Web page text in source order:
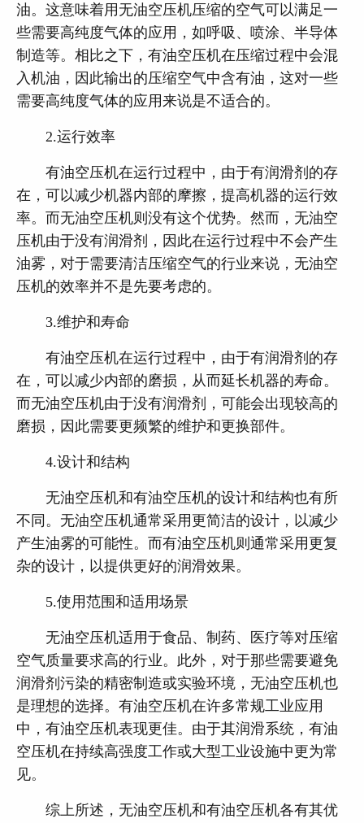
油。这意味着用无油空压机压缩的空气可以满足一
些需要高纯度气体的应用，如呼吸、喷涂、半导体
制造等。相比之下，有油空压机在压缩过程中会混
入机油，因此输出的压缩空气中含有油，这对一些
需要高纯度气体的应用来说是不适合的。
2.运行效率
有油空压机在运行过程中，由于有润滑剂的存
在，可以减少机器内部的摩擦，提高机器的运行效
率。而无油空压机则没有这个优势。然而，无油空
压机由于没有润滑剂，因此在运行过程中不会产生
油雾，对于需要清洁压缩空气的行业来说，无油空
压机的效率并不是先要考虑的。
3.维护和寿命
有油空压机在运行过程中，由于有润滑剂的存
在，可以减少内部的磨损，从而延长机器的寿命。
而无油空压机由于没有润滑剂，可能会出现较高的
磨损，因此需要更频繁的维护和更换部件。
4.设计和结构
无油空压机和有油空压机的设计和结构也有所
不同。无油空压机通常采用更简洁的设计，以减少
产生油雾的可能性。而有油空压机则通常采用更复
杂的设计，以提供更好的润滑效果。
5.使用范围和适用场景
无油空压机适用于食品、制药、医疗等对压缩
空气质量要求高的行业。此外，对于那些需要避免
润滑剂污染的精密制造或实验环境，无油空压机也
是理想的选择。有油空压机在许多常规工业应用
中，有油空压机表现更佳。由于其润滑系统，有油
空压机在持续高强度工作或大型工业设施中更为常
见。
综上所述，无油空压机和有油空压机各有其优